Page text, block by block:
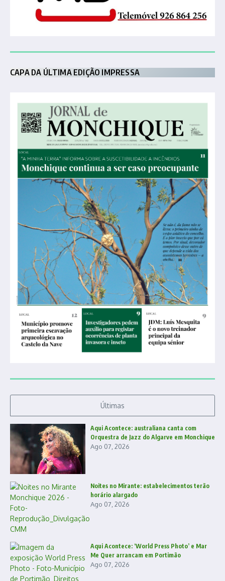
CAPA DA ÚLTIMA EDIÇÃO IMPRESSA
Últimas
Aqui Acontece: australiana canta com
Orquestra de Jazz do Algarve em Monchique
Ago 07, 2026
Noites no Mirante: estabelecimentos terão
horário alargado
Ago 07, 2026
Aqui Acontece: ‘World Press Photo’ e Mar
Me Quer arrancam em Portimão
Ago 07, 2026